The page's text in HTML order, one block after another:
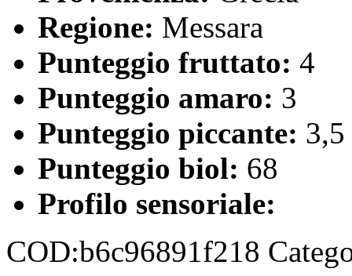
Regione: Messara
Punteggio fruttato: 4
Punteggio amaro: 3
Punteggio piccante: 3,5
Punteggio biol: 68
Profilo sensoriale:
COD:b6c96891f218